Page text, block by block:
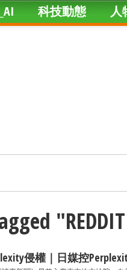
科技動態 人
侵權｜日媒控